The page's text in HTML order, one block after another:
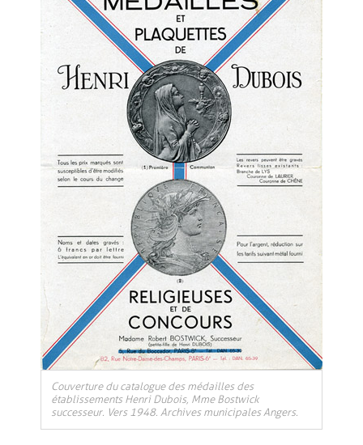
Couverture du catalogue des médailles des
établissements Henri Dubois, Mme Bostwick
successeur. Vers 1948. Archives municipales Angers.